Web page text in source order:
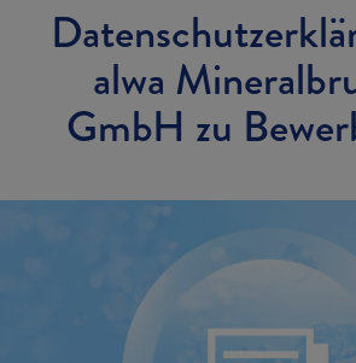
alwa
GmbH zu